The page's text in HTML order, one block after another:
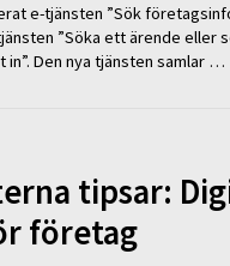
e-tjänsten ”Sök
”Söka ett ärende eller
Den nya tjänsten samlar …
tipsar:
företag